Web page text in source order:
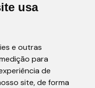
usa
e outras
para
de
site, de forma